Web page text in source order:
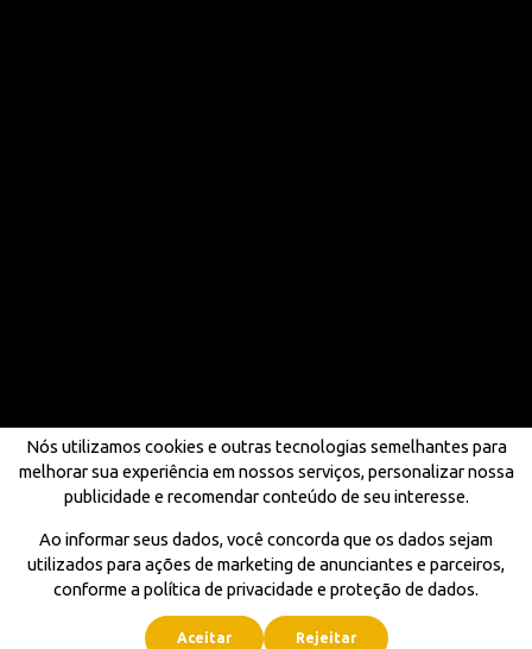
Nós utilizamos cookies e outras tecnologias semelhantes para
melhorar sua experiência em nossos serviços, personalizar nossa
publicidade e recomendar conteúdo de seu interesse.
Ao informar seus dados, você concorda que os dados sejam
utilizados para ações de marketing de anunciantes e parceiros,
conforme a política de privacidade e proteção de dados.
Aceitar Rejeitar